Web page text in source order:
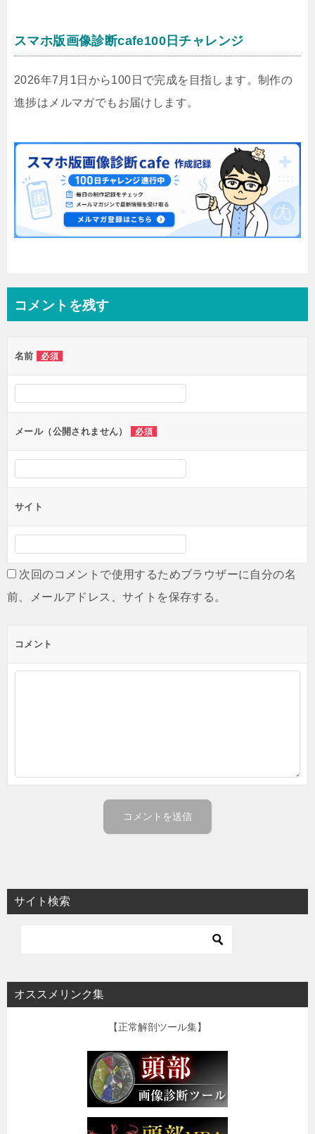
スマホ版画像診断cafe100日チャレンジ
2026年7月1日から100日で完成を目指します。制作の
進捗はメルマガでもお届けします。
コメントを残す
名前 必須
メール（公開されません） 必須
サイト
次回のコメントで使用するためブラウザーに自分の名
前、メールアドレス、サイトを保存する。
コメント
サイト検索
オススメリンク集
【正常解剖ツール集】